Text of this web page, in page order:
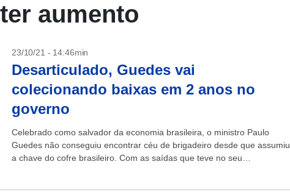
aumento
23/10/21 - 14:46min
Desarticulado, Guedes vai
colecionando baixas em 2 anos no
governo
Celebrado como salvador da economia brasileira, o ministro Paulo
Guedes não conseguiu encontrar céu de brigadeiro desde que assumiu
a chave do cofre brasileiro. Com as saídas que teve no seu